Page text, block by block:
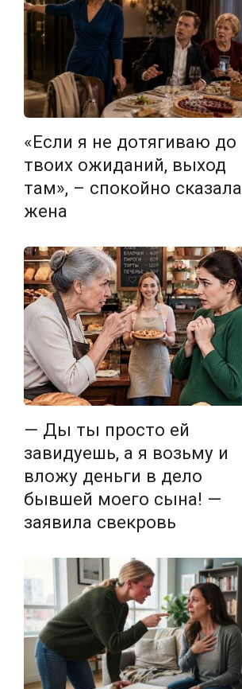
«Если я не дотягиваю до
твоих ожиданий, выход
там», – спокойно сказала
жена
— Ды ты просто ей
завидуешь, а я возьму и
вложу деньги в дело
бывшей моего сына! —
заявила свекровь